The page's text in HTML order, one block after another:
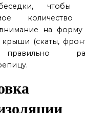
чтобы
количество
на
крыши (скаты,